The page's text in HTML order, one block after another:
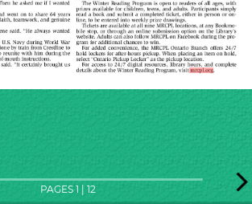
PAGES 1 | 12